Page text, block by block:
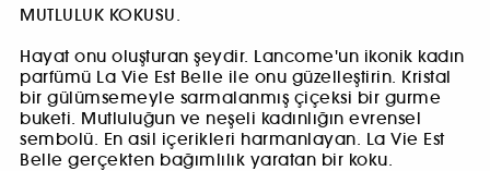
MUTLULUK KOKUSU.
Hayat onu oluşturan şeydir. Lancome'un ikonik kadın
parfümü La Vie Est Belle ile onu güzelleştirin. Kristal
bir gülümsemeyle sarmalanmış çiçeksi bir gurme
buketi. Mutluluğun ve neşeli kadınlığın evrensel
sembolü. En asil içerikleri harmanlayan. La Vie Est
Belle gerçekten bağımlılık yaratan bir koku.